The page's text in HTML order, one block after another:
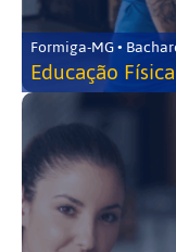
Formiga-MG •
Educação